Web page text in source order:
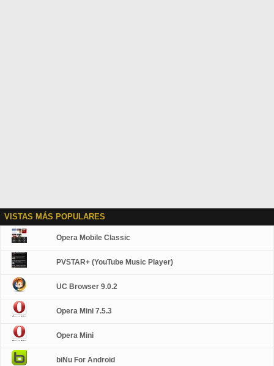
VISTAS MÁS POPULARES
Opera Mobile Classic
PVSTAR+ (YouTube Music Player)
UC Browser 9.0.2
Opera Mini 7.5.3
Opera Mini
biNu For Android